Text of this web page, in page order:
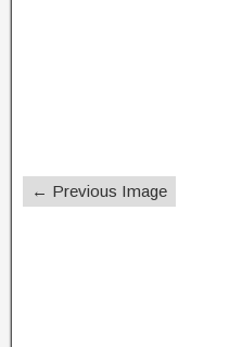
← Previous Image